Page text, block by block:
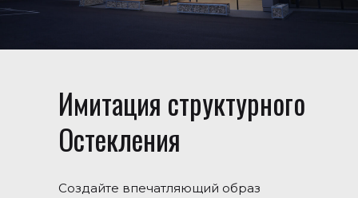
Имитация структурного
Остекления
Создайте впечатляющий образ